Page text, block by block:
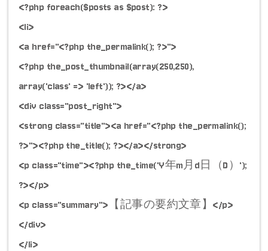
<?php foreach($posts as $post): ?>
<li>
<a href="<?php the_permalink(); ?>">
<?php the_post_thumbnail(array(250,250),
array('class' => 'left')); ?></a>
<div class="post_right">
<strong class="title"><a href="<?php the_permalink();
?>"><?php the_title(); ?></a></strong>
<p class="time"><?php the_time('Y年m月d日（D）');
?></p>
<p class="summary">【記事の要約文章】</p>
</div>
</li>